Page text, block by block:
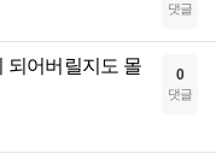
댓글
되어버릴지도 몰
0
댓글